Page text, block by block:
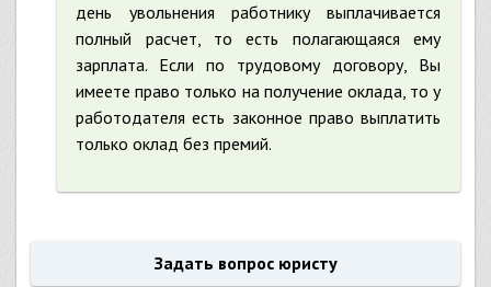
день увольнения работнику выплачивается
полный расчет, то есть полагающаяся ему
зарплата. Если по трудовому договору, Вы
имеете право только на получение оклада, то у
работодателя есть законное право выплатить
только оклад без премий.
Задать вопрос юристу